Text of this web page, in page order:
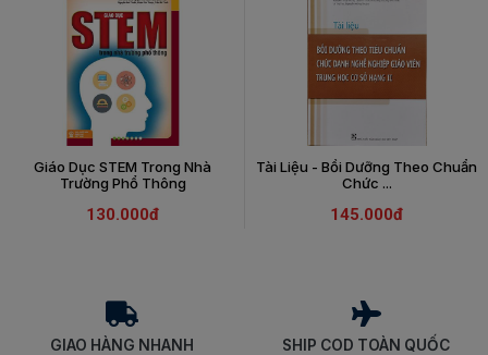
Giáo Dục STEM Trong Nhà
Trường Phổ Thông
130.000đ
Tài Liệu - Bồi Dưỡng Theo Chuẩn
Chức ...
145.000đ
GIAO HÀNG NHANH SHIP COD TOÀN QUỐC